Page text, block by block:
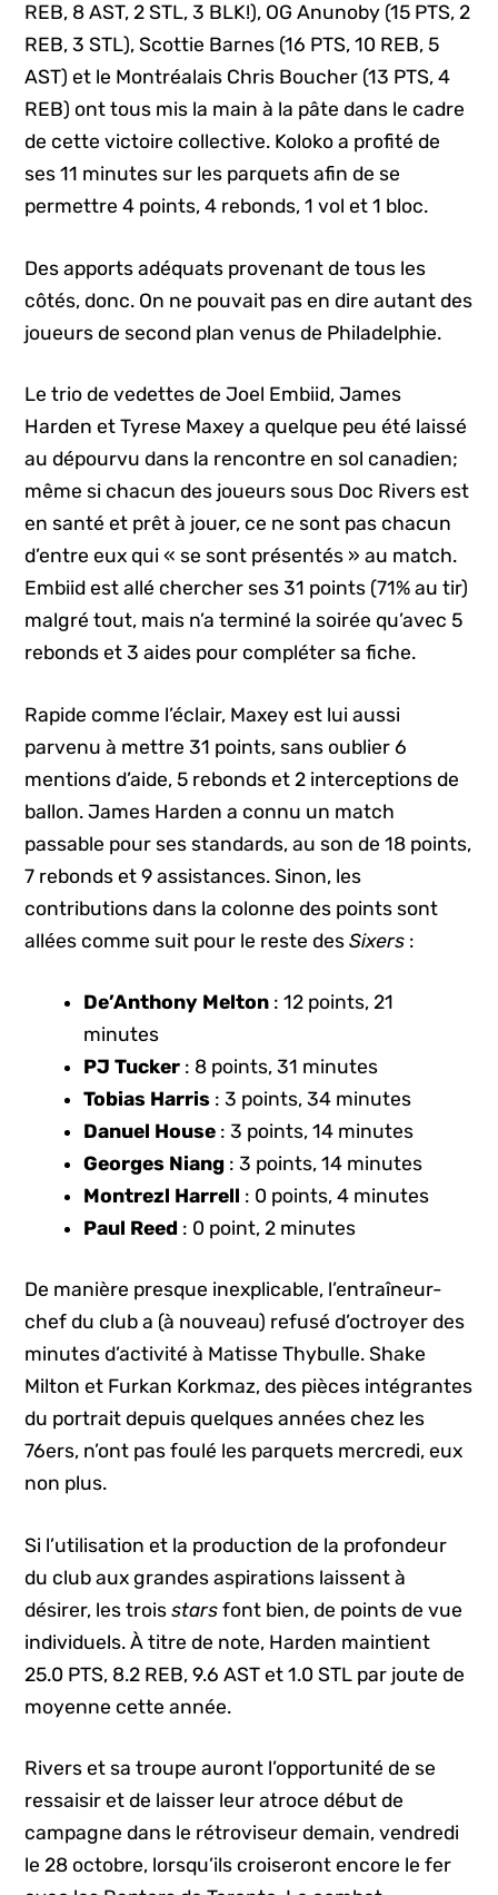
REB, 8 AST, 2 STL, 3 BLK!), OG Anunoby (15 PTS, 2
REB, 3 STL), Scottie Barnes (16 PTS, 10 REB, 5
AST) et le Montréalais Chris Boucher (13 PTS, 4
REB) ont tous mis la main à la pâte dans le cadre
de cette victoire collective. Koloko a profité de
ses 11 minutes sur les parquets afin de se
permettre 4 points, 4 rebonds, 1 vol et 1 bloc.
Des apports adéquats provenant de tous les
côtés, donc. On ne pouvait pas en dire autant des
joueurs de second plan venus de Philadelphie.
Le trio de vedettes de Joel Embiid, James
Harden et Tyrese Maxey a quelque peu été laissé
au dépourvu dans la rencontre en sol canadien;
même si chacun des joueurs sous Doc Rivers est
en santé et prêt à jouer, ce ne sont pas chacun
d’entre eux qui « se sont présentés » au match.
Embiid est allé chercher ses 31 points (71% au tir)
malgré tout, mais n’a terminé la soirée qu’avec 5
rebonds et 3 aides pour compléter sa fiche.
Rapide comme l’éclair, Maxey est lui aussi
parvenu à mettre 31 points, sans oublier 6
mentions d’aide, 5 rebonds et 2 interceptions de
ballon. James Harden a connu un match
passable pour ses standards, au son de 18 points,
7 rebonds et 9 assistances. Sinon, les
contributions dans la colonne des points sont
allées comme suit pour le reste desSixers :
De’Anthony Melton : 12 points, 21
minutes
PJ Tucker : 8 points, 31 minutes
Tobias Harris : 3 points, 34 minutes
Danuel House : 3 points, 14 minutes
Georges Niang : 3 points, 14 minutes
Montrezl Harrell : 0 points, 4 minutes
Paul Reed : 0 point, 2 minutes
De manière presque inexplicable, l’entraîneur-
chef du club a (à nouveau) refusé d’octroyer des
minutes d’activité à Matisse Thybulle. Shake
Milton et Furkan Korkmaz, des pièces intégrantes
du portrait depuis quelques années chez les
76ers, n’ont pas foulé les parquets mercredi, eux
non plus.
Si l’utilisation et la production de la profondeur
du club aux grandes aspirations laissent à
désirer, les troisstarsfont bien, de points de vue
individuels. À titre de note, Harden maintient
25.0 PTS, 8.2 REB, 9.6 AST et 1.0 STL par joute de
moyenne cette année.
Rivers et sa troupe auront l’opportunité de se
ressaisir et de laisser leur atroce début de
campagne dans le rétroviseur demain, vendredi
le 28 octobre, lorsqu’ils croiseront encore le fer